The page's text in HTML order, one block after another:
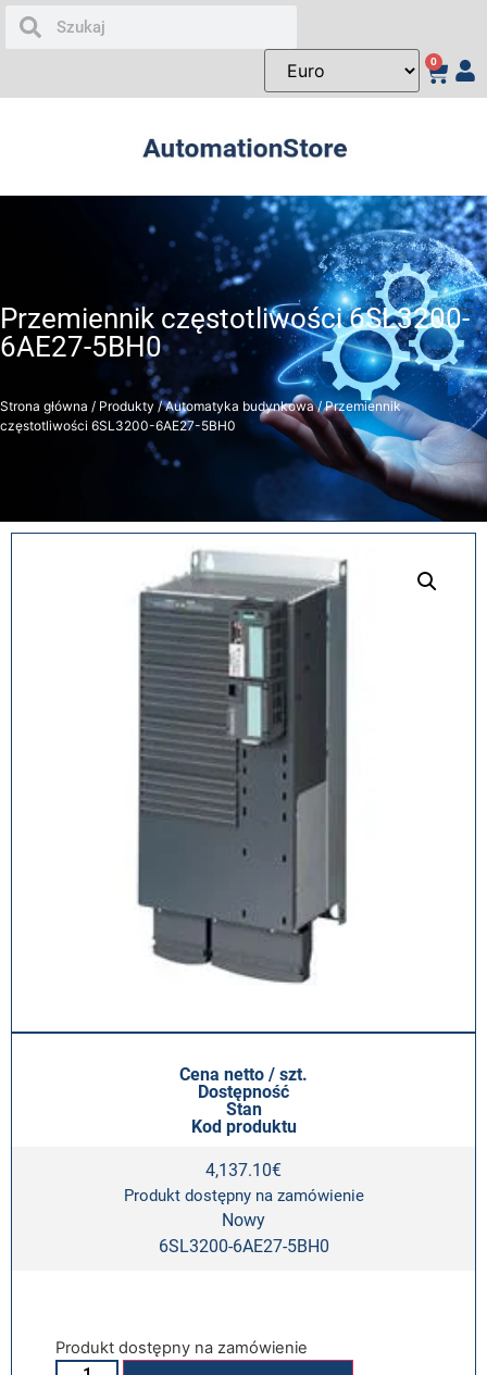
0
Przemiennik częstotliwości 6SL3200-
6AE27-5BH0
Strona główna / Produkty /Automatyka budynkowa/ Przemiennik
częstotliwości 6SL3200-6AE27-5BH0
Cena netto / szt.
Dostępność
Stan
Kod produktu
4,137.10€
Produkt dostępny na zamówienie
Nowy
6SL3200-6AE27-5BH0
Produkt dostępny na zamówienie